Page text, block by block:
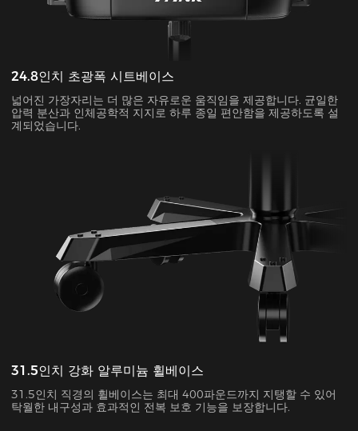
24.8인치 초광폭 시트베이스
넓어진 가장자리는 더 많은 자유로운 움직임을 제공합니다. 균일한
압력 분산과 인체공학적 지지로 하루 종일 편안함을 제공하도록 설
계되었습니다.
31.5인치 강화 알루미늄 휠베이스
31.5인치 직경의 휠베이스는 최대 400파운드까지 지탱할 수 있어
탁월한 내구성과 효과적인 전복 보호 기능을 보장합니다.